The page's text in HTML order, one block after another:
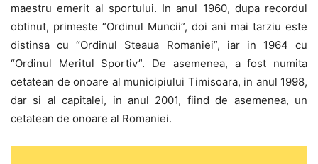
maestru emerit al sportului. In anul 1960, dupa recordul
obtinut, primeste “Ordinul Muncii”, doi ani mai tarziu este
distinsa cu “Ordinul Steaua Romaniei”, iar in 1964 cu
“Ordinul Meritul Sportiv”. De asemenea, a fost numita
cetatean de onoare al municipiului Timisoara, in anul 1998,
dar si al capitalei, in anul 2001, fiind de asemenea, un
cetatean de onoare al Romaniei.